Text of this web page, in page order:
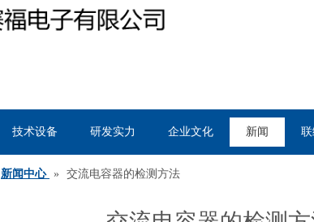
技术设备 研发实力 企业文化 新闻 联
新闻中心 » 交流电容器的检测方法